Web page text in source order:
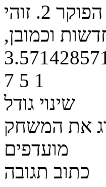
משחק פוקר טקסס הולדם הידוע גם בשם מושל הפוקר 2. זוהי
וכמובן,
7 5 1
שינוי גודל
את המשחק
מועדפים
כתוב תגובה